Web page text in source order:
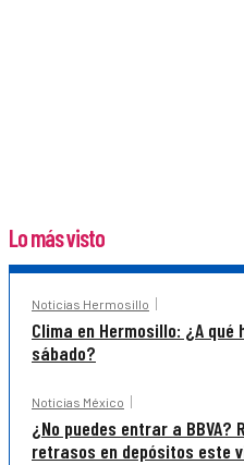
Lo más visto
Noticias Hermosillo
Clima en Hermosillo: ¿A
sábado?
Noticias México
¿No puedes entrar a
retrasos en depósitos este